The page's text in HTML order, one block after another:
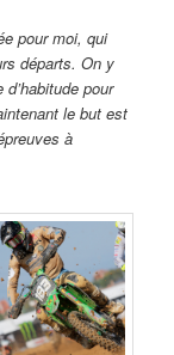
pour moi, qui
départs. On y
pour
le but est
à